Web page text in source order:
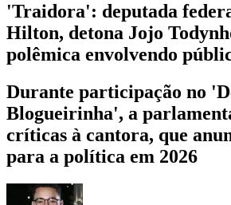
'Traidora': deputada
Hilton, detona Jojo
polêmica envolvendo
Durante participação no
Blogueirinha', a
críticas à cantora, que
para a política em 2026